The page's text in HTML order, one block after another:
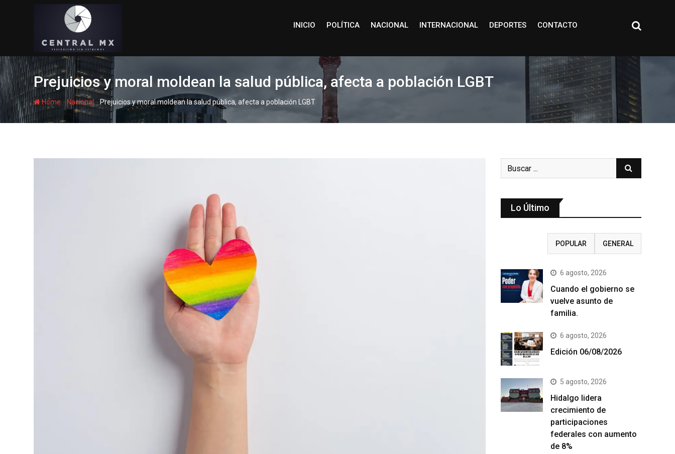
INICIO POLÍTICA NACIONAL INTERNACIONAL DEPORTES CONTACTO
Prejuicios y moral moldean la salud pública, afecta a población LGBT
Home - Nacional- Prejuicios y moral moldean la salud pública, afecta a población LGBT
Lo Último
POPULAR GENERAL
6 agosto, 2026
Cuando el gobierno se
vuelve asunto de
familia.
6 agosto, 2026
Edición 06/08/2026
5 agosto, 2026
Hidalgo lidera
crecimiento de
participaciones
federales con aumento
de 8%